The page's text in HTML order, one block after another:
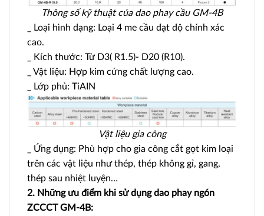
Thông số kỹ thuật của dao phay cầu GM-4B
_ Loại hình dạng: Loại 4 me cầu đạt độ chính xác
cao.
_ Kích thước: Từ D3( R1.5)- D20 (R10).
_ Vật liệu: Hợp kim cứng chất lượng cao.
_ Lớp phủ: TiAIN
Vật liệu gia công
_ Ứng dụng: Phù hợp cho gia công cắt gọt kim loại
trên các vật liệu như thép, thép không gỉ, gang,
thép sau nhiệt luyện…
2. Những ưu điểm khi sử dụng dao phay ngón
ZCCCT GM-4B: